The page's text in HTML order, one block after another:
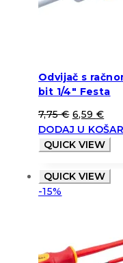
Odvijač s
bit 1/4″ Festa
7,75€ 6,59 €
DODAJ U
QUICK VIEW
QUICK VIEW
-15%